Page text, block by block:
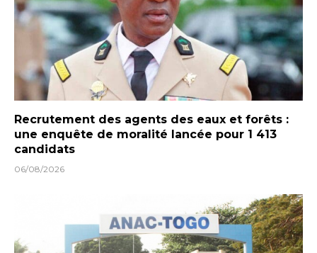
Recrutement des agents des eaux et forêts :
une enquête de moralité lancée pour 1 413
candidats
06/08/2026